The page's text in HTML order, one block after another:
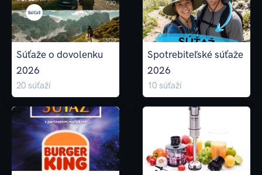
Súťaže o dovolenku
2026
20 súťaží
Spotrebiteľské súťaže
2026
10 súťaží